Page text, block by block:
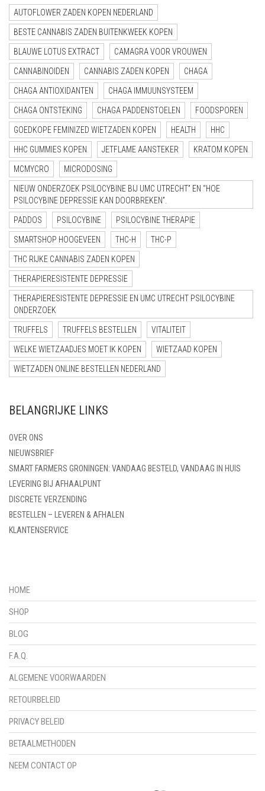
AUTOFLOWER ZADEN KOPEN NEDERLAND
BESTE CANNABIS ZADEN BUITENKWEEK KOPEN
BLAUWE LOTUS EXTRACT CAMAGRA VOOR VROUWEN
CANNABINOIDEN CANNABIS ZADEN KOPEN CHAGA
CHAGA ANTIOXIDANTEN CHAGA IMMUUNSYSTEEM
CHAGA ONTSTEKING CHAGA PADDENSTOELEN FOODSPOREN
GOEDKOPE FEMINIZED WIETZADEN KOPEN HEALTH HHC
HHC GUMMIES KOPEN JETFLAME AANSTEKER KRATOM KOPEN
MCMYCRO MICRODOSING
NIEUW ONDERZOEK PSILOCYBINE BIJ UMC UTRECHT” EN “HOE
PSILOCYBINE DEPRESSIE KAN DOORBREKEN”.
PADDOS PSILOCYBINE PSILOCYBINE THERAPIE
SMARTSHOP HOOGEVEEN THC-H THC-P
THC RIJKE CANNABIS ZADEN KOPEN
THERAPIERESISTENTE DEPRESSIE
THERAPIERESISTENTE DEPRESSIE EN UMC UTRECHT PSILOCYBINE
ONDERZOEK
TRUFFELS TRUFFELS BESTELLEN VITALITEIT
WELKE WIETZAADJES MOET IK KOPEN WIETZAAD KOPEN
WIETZADEN ONLINE BESTELLEN NEDERLAND
BELANGRIJKE LINKS
OVER ONS
NIEUWSBRIEF
SMART FARMERS GRONINGEN: VANDAAG BESTELD, VANDAAG IN HUIS
LEVERING BIJ AFHAALPUNT
DISCRETE VERZENDING
BESTELLEN – LEVEREN & AFHALEN
KLANTENSERVICE
HOME
SHOP
BLOG
F.A.Q.
ALGEMENE VOORWAARDEN
RETOURBELEID
PRIVACY BELEID
BETAALMETHODEN
NEEM CONTACT OP